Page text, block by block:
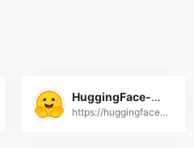
HuggingFace-开源社区
https://huggingface.co/